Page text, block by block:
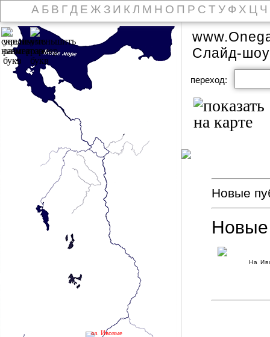
А Б В Г Д Е Ж З И К Л М Н О П Р С Т У Ф Х Ц Ч
оз. Ивовые
Слайд-шоу
переход:
Новые
Hа